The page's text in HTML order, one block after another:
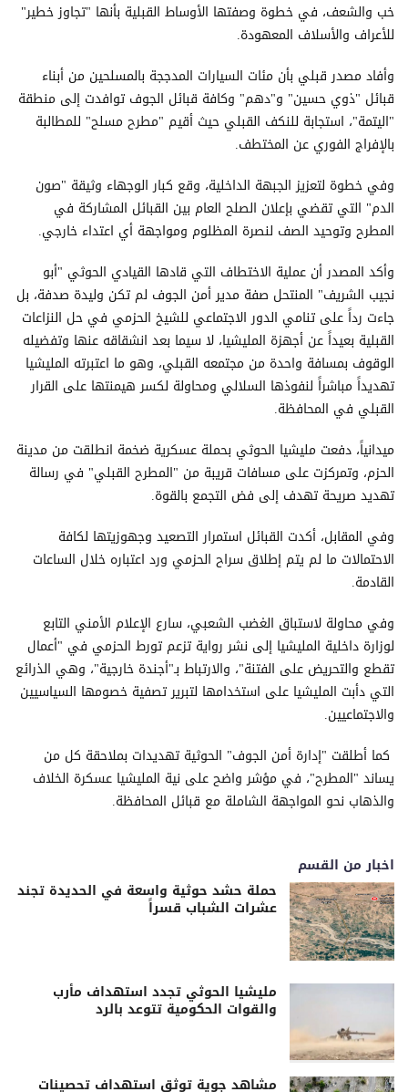
خب والشعف، في خطوة وصفتها الأوساط القبلية بأنها "تجاوز خطير"
للأعراف والأسلاف المعهودة.
وأفاد مصدر قبلي بأن مئات السيارات المدججة بالمسلحين من أبناء
قبائل "ذوي حسين" و"دهم" وكافة قبائل الجوف توافدت إلى منطقة
"اليتمة"، استجابة للنكف القبلي حيث أقيم "مطرح مسلح" للمطالبة
بالإفراج الفوري عن المختطف.
وفي خطوة لتعزيز الجبهة الداخلية، وقع كبار الوجهاء وثيقة "صون
الدم" التي تقضي بإعلان الصلح العام بين القبائل المشاركة في
المطرح وتوحيد الصف لنصرة المظلوم ومواجهة أي اعتداء خارجي.
وأكد المصدر أن عملية الاختطاف التي قادها القيادي الحوثي "أبو
نجيب الشريف" المنتحل صفة مدير أمن الجوف لم تكن وليدة صدفة، بل
جاءت رداً على تنامي الدور الاجتماعي للشيخ الحزمي في حل النزاعات
القبلية بعيداً عن أجهزة المليشيا، لا سيما بعد انشقاقه عنها وتفضيله
الوقوف بمسافة واحدة من مجتمعه القبلي، وهو ما اعتبرته المليشيا
تهديداً مباشراً لنفوذها السلالي ومحاولة لكسر هيمنتها على القرار
القبلي في المحافظة.
ميدانياً، دفعت مليشيا الحوثي بحملة عسكرية ضخمة انطلقت من مدينة
الحزم، وتمركزت على مسافات قريبة من "المطرح القبلي" في رسالة
تهديد صريحة تهدف إلى فض التجمع بالقوة.
وفي المقابل، أكدت القبائل استمرار التصعيد وجهوزيتها لكافة
الاحتمالات ما لم يتم إطلاق سراح الحزمي ورد اعتباره خلال الساعات
القادمة.
وفي محاولة لاستباق الغضب الشعبي، سارع الإعلام الأمني التابع
لوزارة داخلية المليشيا إلى نشر رواية تزعم تورط الحزمي في "أعمال
تقطع والتحريض على الفتنة"، والارتباط بـ"أجندة خارجية"، وهي الذرائع
التي دأبت المليشيا على استخدامها لتبرير تصفية خصومها السياسيين
والاجتماعيين.
كما أطلقت "إدارة أمن الجوف" الحوثية تهديدات بملاحقة كل من
يساند "المطرح"، في مؤشر واضح على نية المليشيا عسكرة الخلاف
والذهاب نحو المواجهة الشاملة مع قبائل المحافظة.
اخبار من القسم
حملة حشد حوثية واسعة في الحديدة تجند
عشرات الشباب قسراً
مليشيا الحوثي تجدد استهداف مأرب
والقوات الحكومية تتوعد بالرد
مشاهد جوية توثق استهداف تحصينات